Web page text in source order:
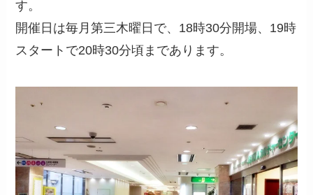
す。
開催日は毎月第三木曜日で、18時30分開場、19時
スタートで20時30分頃まであります。